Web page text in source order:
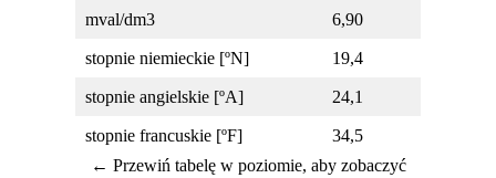
mval/dm3 6,90
stopnie niemieckie [ºN] 19,4
stopnie angielskie [ºA] 24,1
stopnie francuskie [ºF] 34,5